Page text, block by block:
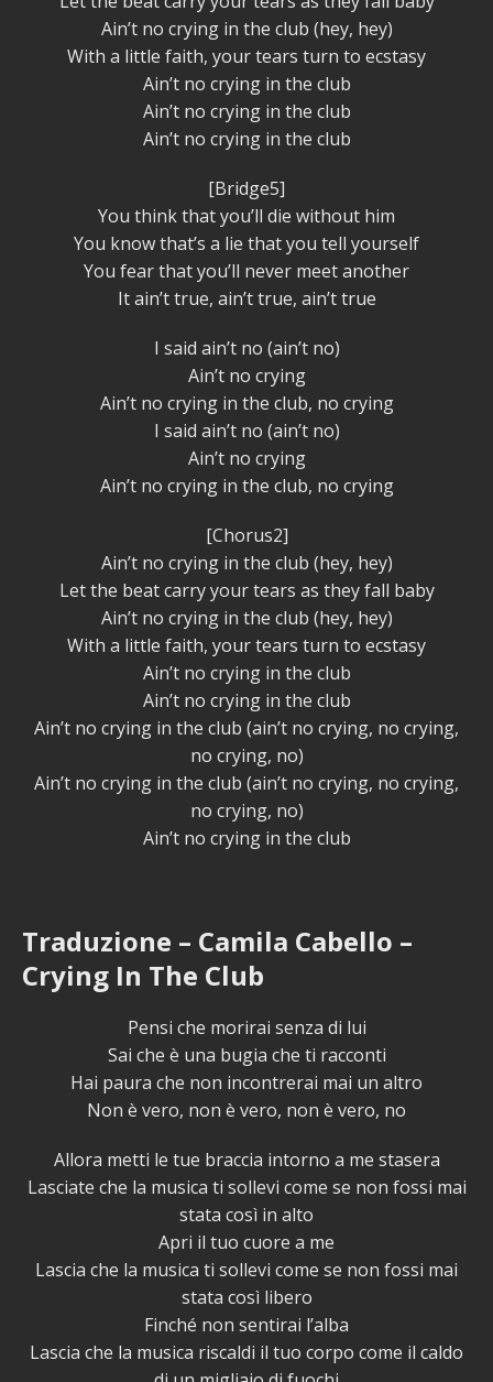
Ain’t no crying in the club (hey, hey)
With a little faith, your tears turn to ecstasy
Ain’t no crying in the club
Ain’t no crying in the club
Ain’t no crying in the club
[Bridge5]
You think that you’ll die without him
You know that’s a lie that you tell yourself
You fear that you’ll never meet another
It ain’t true, ain’t true, ain’t true
I said ain’t no (ain’t no)
Ain’t no crying
Ain’t no crying in the club, no crying
I said ain’t no (ain’t no)
Ain’t no crying
Ain’t no crying in the club, no crying
[Chorus2]
Ain’t no crying in the club (hey, hey)
Let the beat carry your tears as they fall baby
Ain’t no crying in the club (hey, hey)
With a little faith, your tears turn to ecstasy
Ain’t no crying in the club
Ain’t no crying in the club
Ain’t no crying in the club (ain’t no crying, no crying,
no crying, no)
Ain’t no crying in the club (ain’t no crying, no crying,
no crying, no)
Ain’t no crying in the club
Traduzione – Camila Cabello –
Crying In The Club
Pensi che morirai senza di lui
Sai che è una bugia che ti racconti
Hai paura che non incontrerai mai un altro
Non è vero, non è vero, non è vero, no
Allora metti le tue braccia intorno a me stasera
Lasciate che la musica ti sollevi come se non fossi mai
stata così in alto
Apri il tuo cuore a me
Lascia che la musica ti sollevi come se non fossi mai
stata così libero
Finché non sentirai l’alba
Lascia che la musica riscaldi il tuo corpo come il caldo